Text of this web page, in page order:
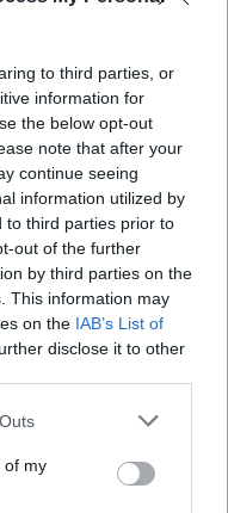
to third parties, or
information for
the below opt-out
note that after your
continue seeing
information utilized by
to third parties prior to
out of the further
by third parties on the
This information may
on the IAB’s List of
disclose it to other
of my
έργο που
άνεση
και νέα έργα.
Νέα Εγνατία Οδό.
τη Βόρεια Ελλάδα».
ΜΕΤΡΟ